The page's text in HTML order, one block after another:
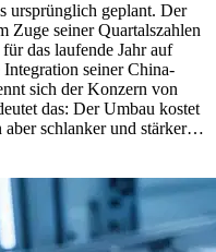
ursprünglich geplant. Der
Zuge seiner Quartalszahlen
das laufende Jahr auf
seiner China-
sich der Konzern von
das: Der Umbau kostet
aber schlanker und stärker…